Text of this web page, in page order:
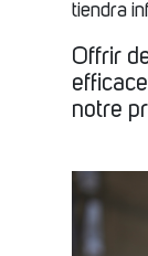
tiendra
Offrir
notre